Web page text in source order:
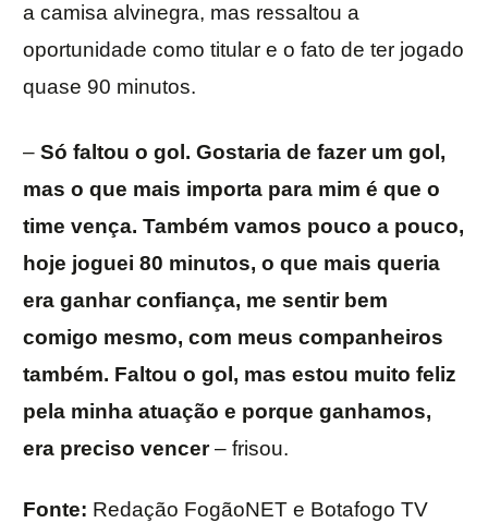
a camisa alvinegra, mas ressaltou a
oportunidade como titular e o fato de ter jogado
quase 90 minutos.
– Só faltou o gol. Gostaria de fazer um gol,
mas o que mais importa para mim é que o
time vença. Também vamos pouco a pouco,
hoje joguei 80 minutos, o que mais queria
era ganhar confiança, me sentir bem
comigo mesmo, com meus companheiros
também. Faltou o gol, mas estou muito feliz
pela minha atuação e porque ganhamos,
era preciso vencer– frisou.
Fonte: Redação FogãoNET e Botafogo TV